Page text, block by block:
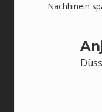
Nachhinein